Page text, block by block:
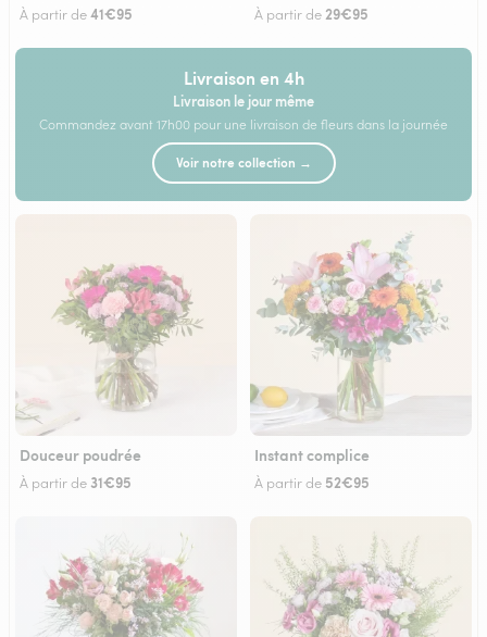
À partir de41€95 À partir de 29€95
Livraison en 4h
Livraison le jour même
Commandez avant 17h00 pour une livraison de fleurs dans la journée
Voir notre collection →
Douceur poudrée
À partir de 31€95
Instant complice
À partir de 52€95